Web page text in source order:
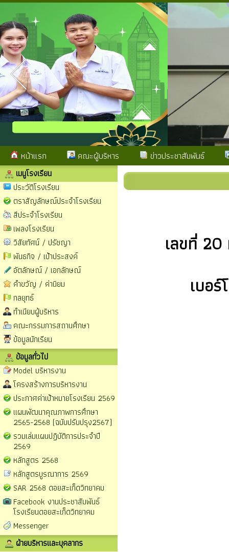
หน้าแรก คณะผู้บริหาร ข่าวประชาสัมพันธ์
เมนูโรงเรียน
ประวัติโรงเรียน
ตราสัญลักษณ์ประจำโรงเรียน
สีประจำโรงเรียน
เพลงโรงเรียน
วิสัยทัศน์ / ปรัชญา
พันธกิจ / เป้าประสงค์
อัตลักษณ์ / เอกลักษณ์
คำขวัญ / ค่านิยม
กลยุทธ์
ทำเนียบผู้บริหาร
คณะกรรมการสถานศึกษา
ข้อมูลนักเรียน
ข้อมูลทั่วไป
Model บริหารงาน
โครงสร้างการบริหารงาน
ประกาศค่าเป้าหมายโรงเรียน 2569
แผนพัฒนาคุณภาพการศึกษา
2565-2568 (ฉบับปรับปรุง2567)
รวมเล่มแผนปฏิบัติการประจำปี
2569
หลักสูตร 2568
หลักสูตรบูรณาการ 2569
SAR 2568 ดอยสะเก็ดวิทยาคม
Facebook งานประชาสัมพันธ์
โรงเรียนดอยสะเก็ดวิทยาคม
Messenger
ฝ่ายบริหารและบุคลากร
เลขที่
เบอ